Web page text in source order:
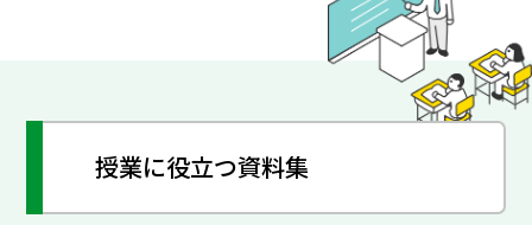
授業に役立つ資料集